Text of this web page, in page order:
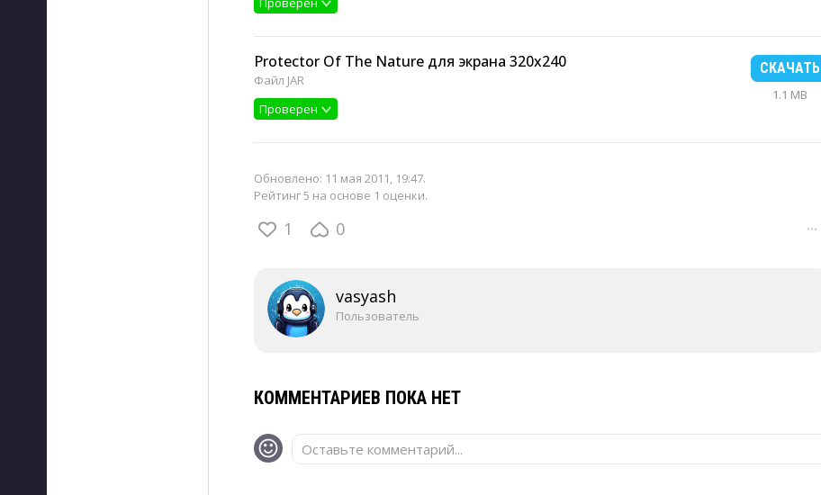
Protector Of The Nature для экрана 320x240
Файл JAR
Проверен
СКАЧАТЬ
1.1 MB
Обновлено: 11 мая 2011, 19:47.
Рейтинг 5 на основе 1 оценки.
1 0 ···
vasyash
Пользователь
КОММЕНТАРИЕВ ПОКА НЕТ
Оставьте комментарий...